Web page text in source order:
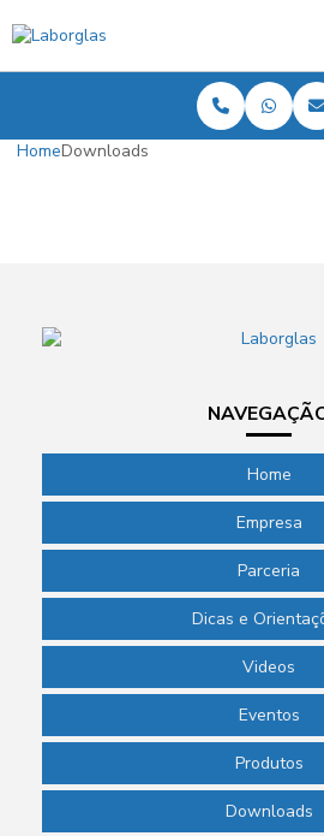
HomeDownloads
Home
Empresa
Parceria
Dicas e
Videos
Eventos
Produtos
Downloads